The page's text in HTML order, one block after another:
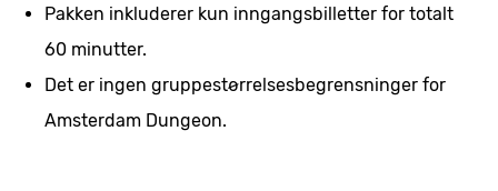
Pakken inkluderer kun inngangsbilletter for totalt
60 minutter.
Det er ingen gruppestørrelsesbegrensninger for
Amsterdam Dungeon.